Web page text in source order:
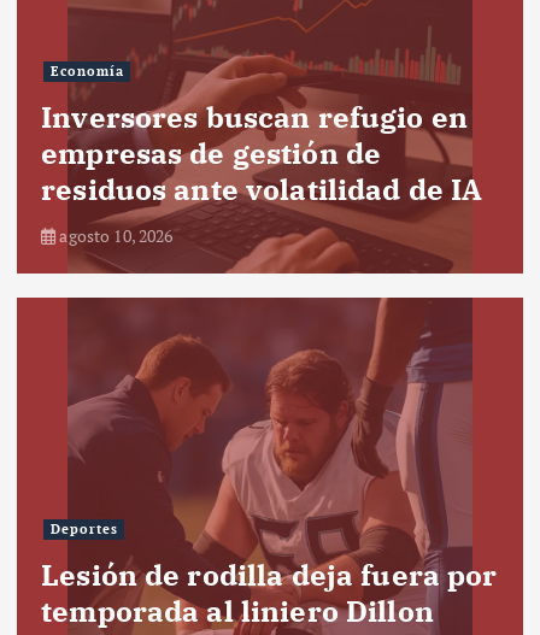
Economía
Inversores buscan refugio en
empresas de gestión de
residuos ante volatilidad de IA
agosto 10, 2026
Deportes
Lesión de rodilla deja fuera por
temporada al liniero Dillon